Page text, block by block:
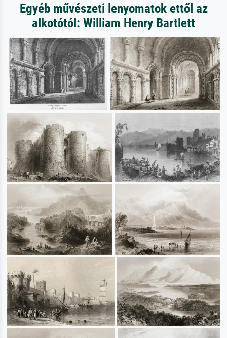
Egyéb művészeti lenyomatok ettől az
alkotótól: William Henry Bartlett